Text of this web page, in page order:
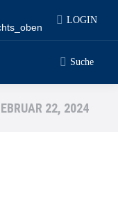
LOGIN
Search:
Suche
22, 2024